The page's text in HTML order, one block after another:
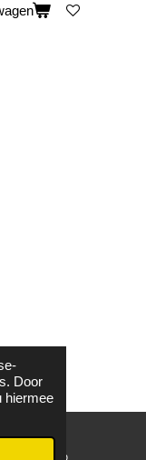
Door
hiermee
WhatsApp